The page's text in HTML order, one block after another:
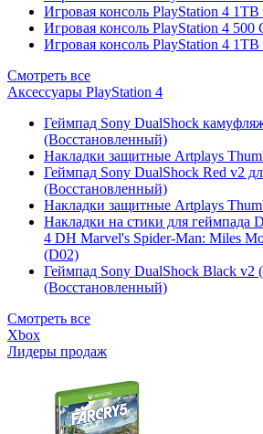
Игровая консоль PlayStation 4
Игровая консоль PlayStation 4 500
Игровая консоль PlayStation 4
Смотреть все
Аксессуары PlayStation 4
Геймпад Sony DualShock
(Восстановленный)
Накладки защитные Artplays
Геймпад Sony DualShock Red v2
(Восстановленный)
Накладки защитные Artplays
Накладки на стики для геймпада
4 DH Marvel's Spider-Man: Miles
(D02)
Геймпад Sony DualShock Black v2
(Восстановленный)
Смотреть все
Xbox
Лидеры продаж